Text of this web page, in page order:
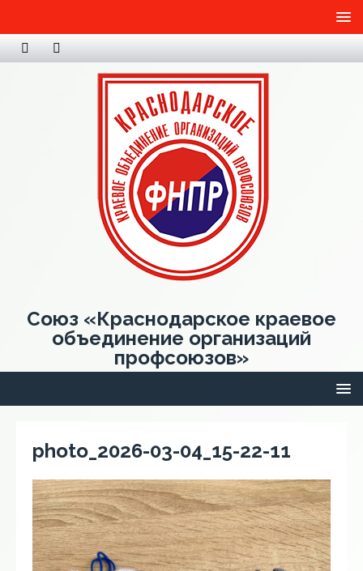
Союз «Краснодарское краевое
объединение организаций
профсоюзов»
photo_2026-03-04_15-22-11